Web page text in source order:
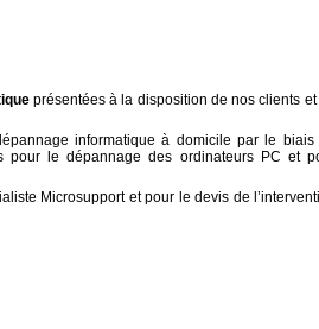
présentées à la disposition de nos clients et
informatique à domicile par le biais
pour le dépannage des ordinateurs PC et
Microsupport et pour le devis de